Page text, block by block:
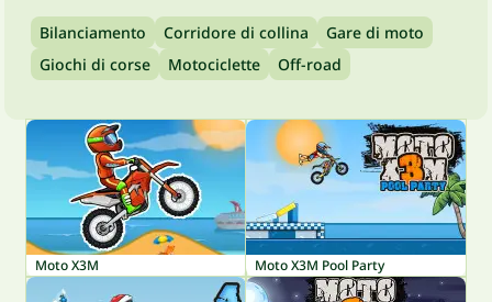
Bilanciamento Corridore di collina
Gare di moto
Giochi di corse
Motociclette Off-road
Moto X3M Moto X3M Pool Party